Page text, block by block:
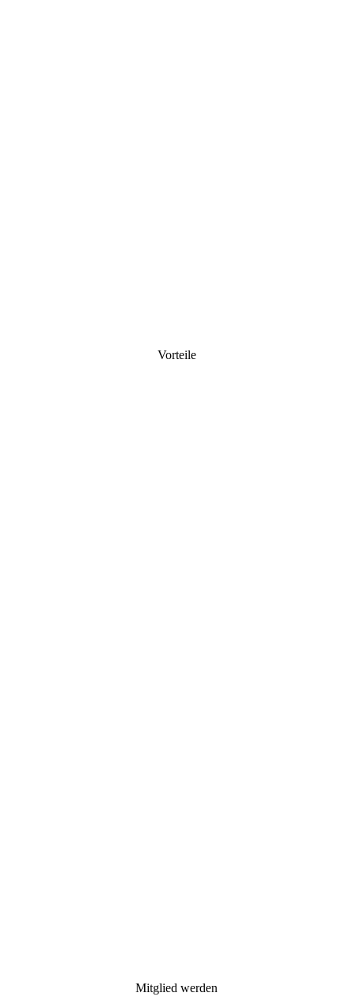
Vorteile
Mitglied werden